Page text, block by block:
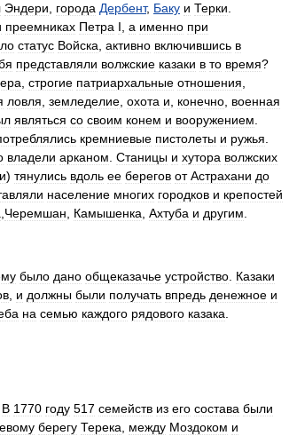
Эндери города Дербент, Баку и Терки
преемниках Петра I а именно при
статус Войска активно включившись в
представляли волжские казаки в то время?
строгие патриархальные отношения
ловля земледелие охота и конечно военная
являться со своим конем и вооружением
кремниевые пистолеты и ружья
владели арканом Станицы и хутора волжских
) тянулись вдоль ее берегов от Астрахани до
население многих городков и крепостей
Черемшан Камышенка Ахтуба и другим
было дано общеказачье устройство Казаки
и должны были получать впредь денежное и
на семью каждого рядового казака
В 1770 году 517 семейств из его состава были
берегу Терека между Моздоком и